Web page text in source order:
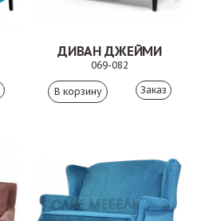
ДИВАН ДЖЕЙМИ
069-082
Заказ